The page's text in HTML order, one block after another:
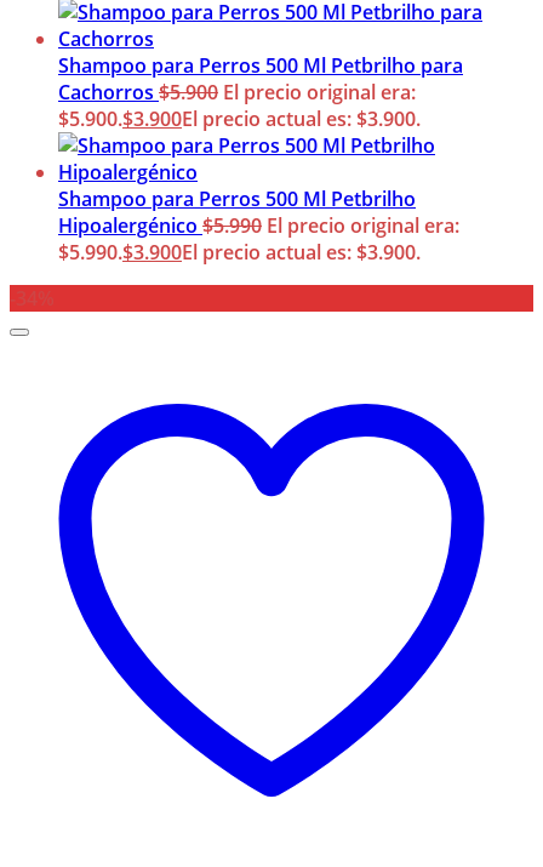
Shampoo para Perros 500 Ml Petbrilho para
Cachorros $5.900 El precio original era:
$5.900.$3.900El precio actual es: $3.900.
Shampoo para Perros 500 Ml Petbrilho
Hipoalergénico $5.990 El precio original era:
$5.990.$3.900El precio actual es: $3.900.